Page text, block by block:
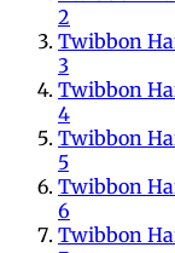
2
Twibbon
3
Twibbon
4
Twibbon
5
Twibbon
6
Twibbon